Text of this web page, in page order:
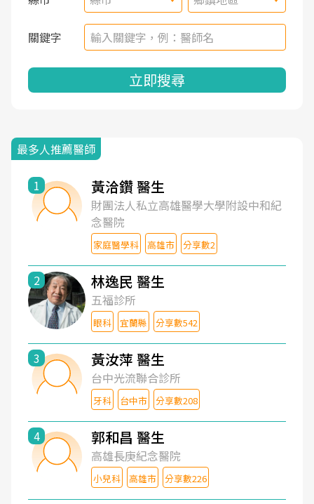
關鍵字
立即搜尋
最多人推薦醫師
1 黃洽鑽 醫生
財團法人私立高雄醫學大學附設中和紀
念醫院
家庭醫學科 高雄市 分享數2
2 林逸民 醫生
五福診所
眼科 宜蘭縣 分享數542
3 黃汝萍 醫生
台中光流聯合診所
牙科 台中市 分享數208
4 郭和昌 醫生
高雄長庚紀念醫院
小兒科 高雄市 分享數226